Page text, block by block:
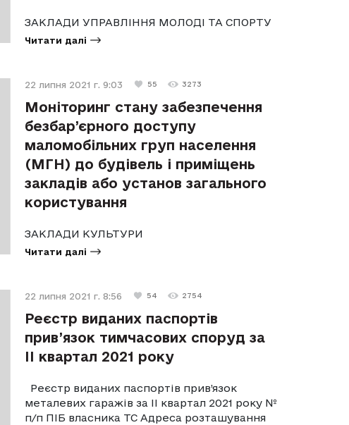
ЗАКЛАДИ УПРАВЛІННЯ МОЛОДІ ТА СПОРТУ
Читати далі
22 липня 2021 г. 9:03 55 3273
Моніторинг стану забезпечення
безбар’єрного доступу
маломобільних груп населення
(МГН) до будівель і приміщень
закладів або установ загального
користування
ЗАКЛАДИ КУЛЬТУРИ
Читати далі
22 липня 2021 г. 8:56 54 2754
Реєстр виданих паспортів
прив’язок тимчасових споруд за
II квартал 2021 року
Реєстр виданих паспортів прив’язок
металевих гаражів за II квартал 2021 року №
п/п ПІБ власника ТС Адреса розташування